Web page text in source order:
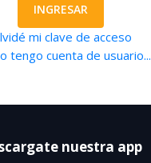
INGRESAR
mi clave de acceso
tengo cuenta de usuario...
nuestra app